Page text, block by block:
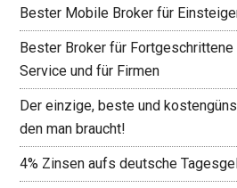
Bester Mobile Broker für
Bester Broker für
Service und für Firmen
Der einzige, beste und
den man braucht!
4% Zinsen aufs deutsche